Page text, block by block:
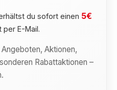
du sofort einen 5€
per E-Mail.
Aktionen,
Rabattaktionen –